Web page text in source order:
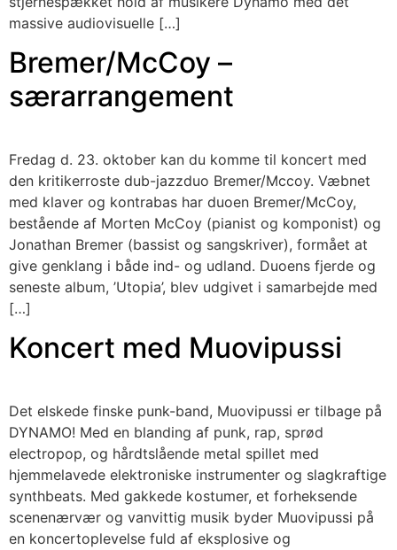
massive audiovisuelle […]
Bremer/McCoy –
særarrangement
Fredag d. 23. oktober kan du komme til koncert med
den kritikerroste dub-jazzduo Bremer/Mccoy. Væbnet
med klaver og kontrabas har duoen Bremer/McCoy,
bestående af Morten McCoy (pianist og komponist) og
Jonathan Bremer (bassist og sangskriver), formået at
give genklang i både ind- og udland. Duoens fjerde og
seneste album, ’Utopia’, blev udgivet i samarbejde med
[…]
Koncert med Muovipussi
Det elskede finske punk-band, Muovipussi er tilbage på
DYNAMO! Med en blanding af punk, rap, sprød
electropop, og hårdtslående metal spillet med
hjemmelavede elektroniske instrumenter og slagkraftige
synthbeats. Med gakkede kostumer, et forheksende
scenenærvær og vanvittig musik byder Muovipussi på
en koncertoplevelse fuld af eksplosive og